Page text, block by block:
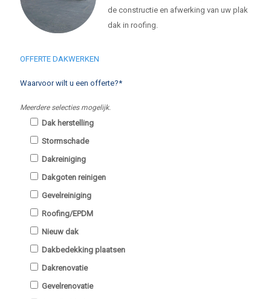
de constructie en afwerking van uw plak
dak in roofing.
OFFERTE DAKWERKEN
Waarvoor wilt u een offerte?*
Meerdere selecties mogelijk.
Dak herstelling
Stormschade
Dakreiniging
Dakgoten reinigen
Gevelreiniging
Roofing/EPDM
Nieuw dak
Dakbedekking plaatsen
Dakrenovatie
Gevelrenovatie